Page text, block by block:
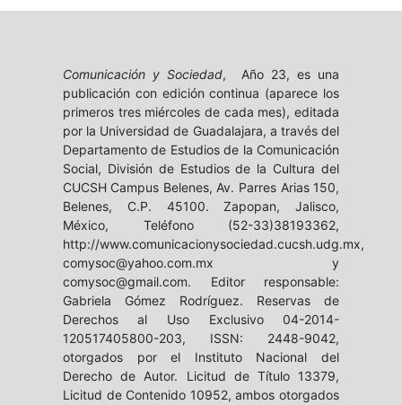
Comunicación y Sociedad, Año 23, es una
publicación con edición continua (aparece los
primeros tres miércoles de cada mes), editada
por la Universidad de Guadalajara, a través del
Departamento de Estudios de la Comunicación
Social, División de Estudios de la Cultura del
CUCSH Campus Belenes, Av. Parres Arias 150,
Belenes, C.P. 45100. Zapopan, Jalisco,
México, Teléfono (52-33)38193362,
http://www.comunicacionysociedad.cucsh.udg.mx,
comysoc@yahoo.com.mx y
comysoc@gmail.com. Editor responsable:
Gabriela Gómez Rodríguez. Reservas de
Derechos al Uso Exclusivo 04-2014-
120517405800-203, ISSN: 2448-9042,
otorgados por el Instituto Nacional del
Derecho de Autor. Licitud de Título 13379,
Licitud de Contenido 10952, ambos otorgados